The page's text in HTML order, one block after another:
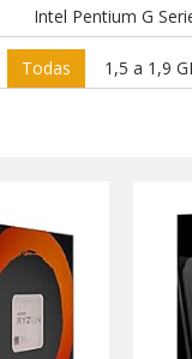
Intel Pentium G
Todas 1,5 a 1,9